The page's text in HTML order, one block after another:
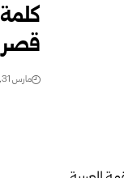
مارس 31, 2025